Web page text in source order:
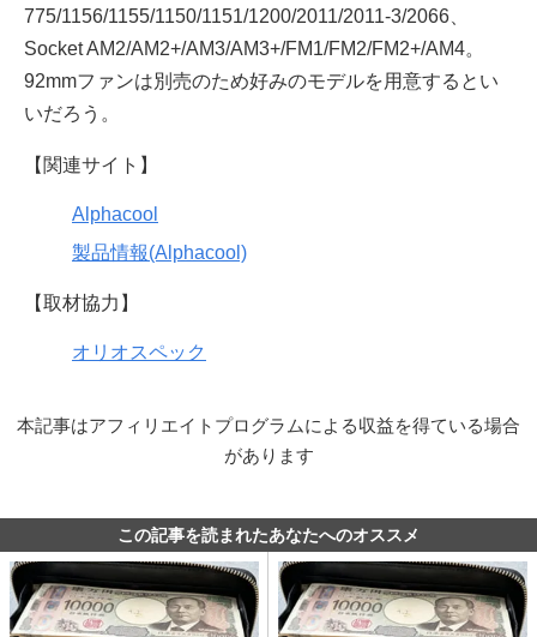
775/1156/1155/1150/1151/1200/2011/2011-3/2066、
Socket AM2/AM2+/AM3/AM3+/FM1/FM2/FM2+/AM4。
92mmファンは別売のため好みのモデルを用意するとい
いだろう。
【関連サイト】
Alphacool
製品情報(Alphacool)
【取材協力】
オリオスペック
本記事はアフィリエイトプログラムによる収益を得ている場合
があります
この記事を読まれたあなたへのオススメ